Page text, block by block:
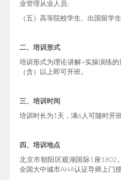
业管理从业人员;
（五）高等院校学生、出国留学生
二、培训形式
培训形式为理论讲解+实操演练
（含）以上即可开班。
三、培训时间
培训时长为1天，满6人可随时开班
四、培训地点
北京市朝阳区观湖国际1座1802
全国大中城市AHA认证导师上门授